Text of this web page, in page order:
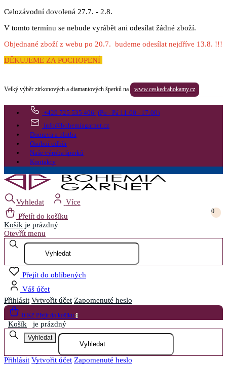
Celozávodní dovolená 27.7. - 2.8.
V tomto termínu se nebude vyrábět ani odesílat žádné zboží.
Objednané zboží z webu po 20.7. budeme odesílat nejdříve 13.8. !!!
DĚKUJEME ZA POCHOPENÍ
Velký výběr zirkonových a diamantových šperků na www.ceskedrahokamy.cz
+420 725 535 406 (Po - Pá 11:00 - 17:00)
info@bohemiagarnet.cz
Doprava a platba
Osobní odběr
Naše výroba šperků
Kontakty
Vyhledat
Více
Přejít do košíku
0
Košík je prázdný
Otevřít menu
Přejít do oblíbených
Váš účet
Přihlásit Vytvořit účet Zapomenuté heslo
0 Kč Přejít do košíku 0
Košík je prázdný
Vyhledat
Přihlásit Vytvořit účet Zapomenuté heslo